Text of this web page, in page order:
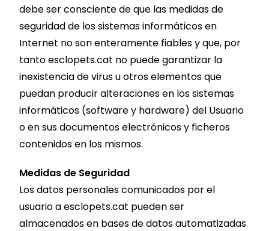
debe ser consciente de que las medidas de
seguridad de los sistemas informáticos en
Internet no son enteramente fiables y que, por
tanto esclopets.cat no puede garantizar la
inexistencia de virus u otros elementos que
puedan producir alteraciones en los sistemas
informáticos (software y hardware) del Usuario
o en sus documentos electrónicos y ficheros
contenidos en los mismos.
Medidas de Seguridad
Los datos personales comunicados por el
usuario a esclopets.cat pueden ser
almacenados en bases de datos automatizadas